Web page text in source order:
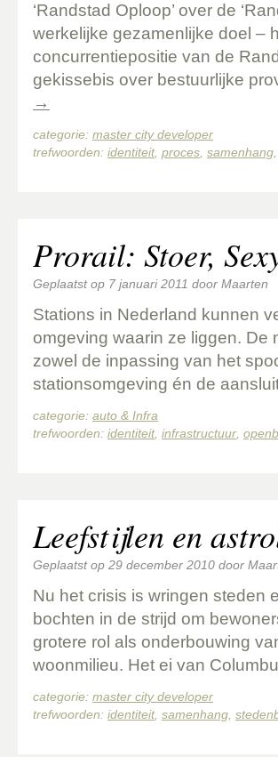
‘Randstad Oploop’ over de
werkelijke gezamenlijke doel –
concurrentiepositie van de
gekissebis over bestuurlijke
→
categorie: master city developer
trefwoorden: identiteit, proces samenhang
Prorail: Stoer,
Geplaatst op 7 januari 2011 door Maarten
Stations in Nederland kunnen
omgeving waarin ze liggen. De
zowel de inpassing van het
stationsomgeving én de
categorie: auto & Infra
trefwoorden: identiteit, infrastructuur
Leefstijlen en
Geplaatst op 29 december 2010 door
Nu het crisis is wringen steden
bochten in de strijd om
grotere rol als onderbouwing
woonmilieu. Het ei van
categorie: master city developer
trefwoorden: identiteit, samenhang